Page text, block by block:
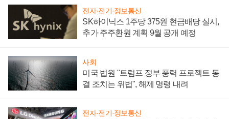
전자·전기·정보통신
SK하이닉스 1주당 375원 현금배당 실시,
추가 주주환원 계획 9월 공개 예정
사회
미국 법원 "트럼프 정부 풍력 프로젝트 동
결 조치는 위법", 해제 명령 내려
전자·전기·정보통신